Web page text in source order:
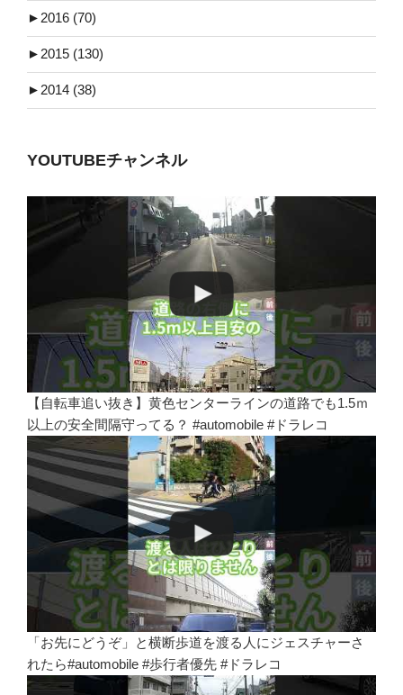
►2016 (70)
►2015 (130)
►2014 (38)
YOUTUBEチャンネル
【自転車追い抜き】黄色センターラインの道路でも1.5ｍ
以上の安全間隔守ってる？ #automobile #ドラレコ
「お先にどうぞ」と横断歩道を渡る人にジェスチャーさ
れたら#automobile #歩行者優先 #ドラレコ